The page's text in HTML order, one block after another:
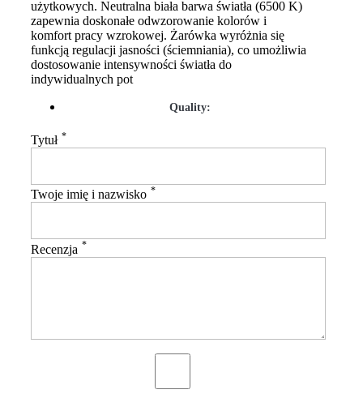
użytkowych. Neutralna biała barwa światła (6500 K)
zapewnia doskonałe odwzorowanie kolorów i
komfort pracy wzrokowej. Żarówka wyróżnia się
funkcją regulacji jasności (ściemniania), co umożliwia
dostosowanie intensywności światła do
indywidualnych pot
Quality:
Tytuł *
Twoje imię i nazwisko *
Recenzja *